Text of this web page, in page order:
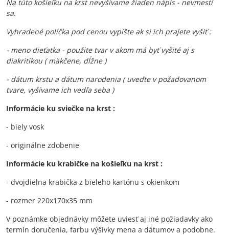
Na túto košieľku na krst nevyšívame žiaden nápis - nevmestí
sa.
Vyhradené políčka pod cenou vypíšte ak si ich prajete vyšiť :
- meno dieťatka - použite tvar v akom má byť vyšité aj s
diakritikou ( mäkčene, dĺžne )
- dátum krstu a dátum narodenia ( uveďte v požadovanom
tvare, vyšívame ich vedľa seba )
Informácie ku sviečke na krst :
- biely vosk
- originálne zdobenie
Informácie ku krabičke na košieľku na krst :
- dvojdielna krabička z bieleho kartónu s okienkom
- rozmer 220x170x35 mm
V poznámke objednávky môžete uviesť aj iné požiadavky ako
termín doručenia, farbu výšivky mena a dátumov a podobne.